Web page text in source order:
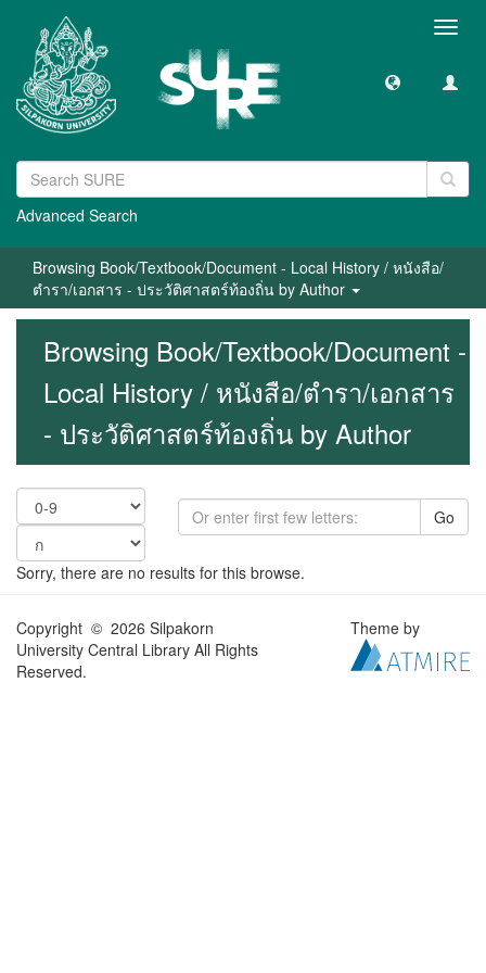
Advanced Search
Browsing Book/Textbook/Document - Local History / หนังสือ/
ตำรา/เอกสาร - ประวัติศาสตร์ท้องถิ่น by Author
Browsing Book/Textbook/Document -
Local History / หนังสือ/ตำรา/เอกสาร
- ประวัติศาสตร์ท้องถิ่น by Author
Go
Sorry, there are no results for this browse.
Copyright © 2026 Silpakorn
University Central Library All Rights
Reserved.
Theme by